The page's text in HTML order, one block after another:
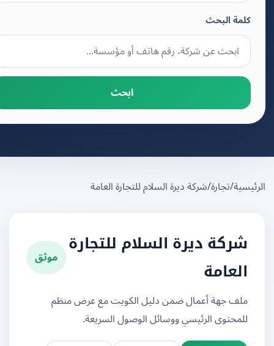
كلمة البحث
ابحث
/تجارة/شركة ديرة السلام للتجارة العامة
شركة ديرة السلام للتجارة
العامة
موثق
ملف جهة أعمال ضمن دليل الكويت مع عرض منظم
للمحتوى الرئيسي ووسائل الوصول السريعة.